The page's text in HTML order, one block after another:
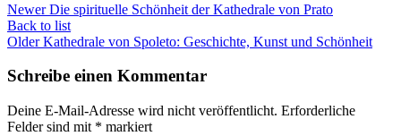
Newer Die spirituelle Schönheit der Kathedrale von Prato
Back to list
Older Kathedrale von Spoleto: Geschichte, Kunst und Schönheit
Schreibe einen Kommentar
Deine E-Mail-Adresse wird nicht veröffentlicht. Erforderliche
Felder sind mit * markiert